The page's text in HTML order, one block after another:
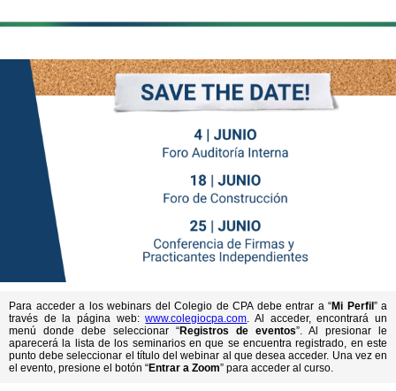
Para acceder a los webinars del Colegio de CPA debe entrar a “Mi Perfil ” a
través de la página web:www.colegiocpa.com. Al acceder, encontrará un
menú donde debe seleccionar “Registros de eventos”. Al presionar le
aparecerá la lista de los seminarios en que se encuentra registrado, en este
punto debe seleccionar el título del webinar al que desea acceder. Una vez en
el evento, presione el botón “Entrar a Zoom” para acceder al curso.